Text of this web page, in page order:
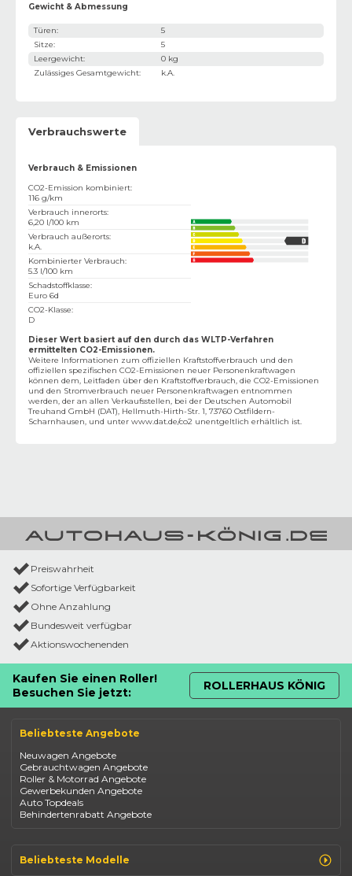
Gewicht & Abmessung
Türen:
5
Sitze:
5
Leergewicht:
0 kg
Zulässiges Gesamtgewicht: k.A.
Verbrauchswerte
Verbrauch & Emissionen
CO2-Emission kombiniert:
116 g/km
Verbrauch innerorts:
6,20 l/100 km
Verbrauch außerorts:
k.A.
Kombinierter Verbrauch:
5.3 l/100 km
Schadstoffklasse:
Euro 6d
CO2-Klasse:
D
Dieser Wert basiert auf den durch das WLTP-Verfahren
ermittelten CO2-Emissionen.
Weitere Informationen zum offiziellen Kraftstoffverbrauch und den
offiziellen spezifischen CO2-Emissionen neuer Personenkraftwagen
können dem‚ Leitfaden über den Kraftstoffverbrauch, die CO2-Emissionen
und den Stromverbrauch neuer Personenkraftwagen entnommen
werden, der an allen Verkaufsstellen, bei der Deutschen Automobil
Treuhand GmbH (DAT), Hellmuth-Hirth-Str. 1, 73760 Ostfildern-
Scharnhausen, und unter www.dat.de/co2 unentgeltlich erhältlich ist.
Preiswahrheit
Sofortige Verfügbarkeit
Ohne Anzahlung
Bundesweit verfügbar
Aktionswochenenden
Kaufen Sie einen Roller!
Besuchen Sie jetzt:
ROLLERHAUS KÖNIG
Beliebteste Angebote
Neuwagen Angebote
Gebrauchtwagen Angebote
Roller & Motorrad Angebote
Gewerbekunden Angebote
Auto Topdeals
Behindertenrabatt Angebote
Beliebteste Modelle